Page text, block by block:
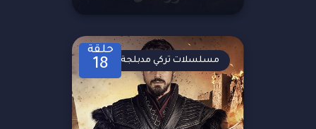
حلقة
18 مسلسلات تركي مدبلجة